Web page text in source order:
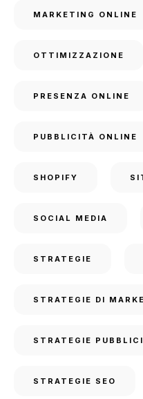
MARKETING ONLINE
OTTIMIZZAZIONE
PRESENZA ONLINE
PUBBLICITÀ ONLINE
SHOPIFY
SOCIAL MEDIA
STRATEGIE
STRATEGIE DI
STRATEGIE
STRATEGIE SEO